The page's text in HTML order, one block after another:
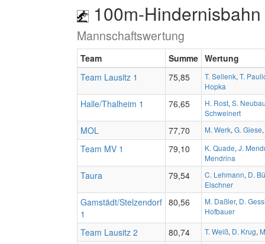
100m-
Mannschaftswertung
Team Summe Wertung
Team Lausitz 1
75,85 T. Sellenk, T.
Hopka
Halle/Thalheim 1 76,65 H. Rost, S.
Schweinert
MOL 77,70 M. Werk, G. Giese,
Team MV 1 79,10 K. Quade, J.
Mendrina
Taura 79,54 C. Lehmann, D.
Elschner
Gamstädt/Stelzendorf
1
80,56 M. Daßler, D.
Hofbauer
Team Lausitz 2 80,74 T. Weiß, D. Krug,